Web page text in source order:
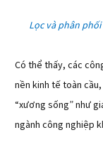
Lọc và phân
Có thể thấy, các
nền kinh tế toàn
“xương sống” như
ngành công nghiệp